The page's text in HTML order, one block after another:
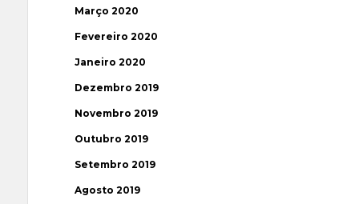
Março 2020
Fevereiro 2020
Janeiro 2020
Dezembro 2019
Novembro 2019
Outubro 2019
Setembro 2019
Agosto 2019